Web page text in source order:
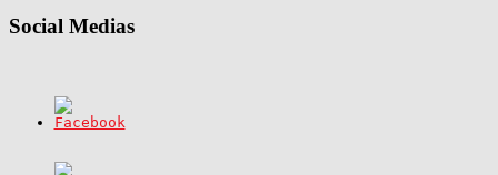
Social Medias